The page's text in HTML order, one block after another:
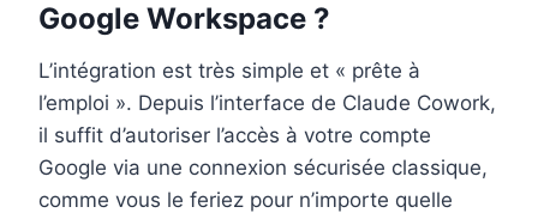
Google Workspace ?
L’intégration est très simple et « prête à
l’emploi ». Depuis l’interface de Claude Cowork,
il suffit d’autoriser l’accès à votre compte
Google via une connexion sécurisée classique,
comme vous le feriez pour n’importe quelle